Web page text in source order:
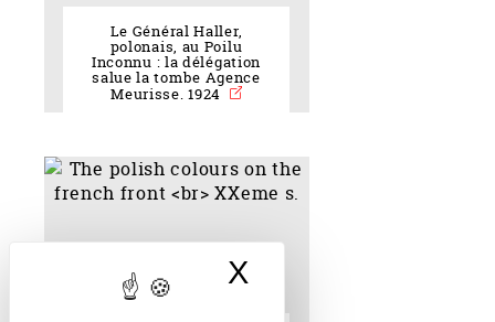
X
Le Général Haller,
polonais, au Poilu
Inconnu : la délégation
salue la tombe Agence
Meurisse. 1924